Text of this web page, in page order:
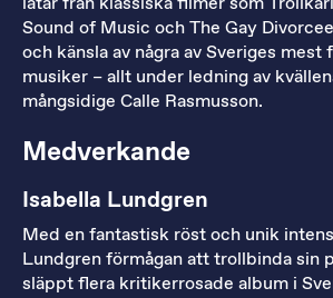
Sound of Music och The Gay
och känsla av några av Sveriges mest
musiker – allt under ledning av
mångsidige Calle Rasmusson.
Medverkande
Isabella Lundgren
Med en fantastisk röst och unik
Lundgren förmågan att trollbinda sin
släppt flera kritikerrosade album i